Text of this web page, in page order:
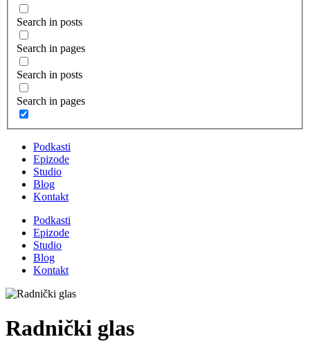
Search in posts
Search in pages
Search in posts
Search in pages
Podkasti
Epizode
Studio
Blog
Kontakt
Podkasti
Epizode
Studio
Blog
Kontakt
Radnički glas